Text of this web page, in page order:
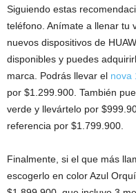
Siguiendo estas
teléfono. Anímate a llenar tu
nuevos dispositivos de
disponibles y puedes
marca. Podrás llevar el nova
por $1.299.900. También
verde y llevártelo por
referencia por $1.799.900.
Finalmente, si el que más
escogerlo en color Azul